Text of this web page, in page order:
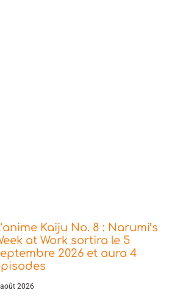
Kaiju No. 8 : Narumi’s
at Work sortira le 5
2026 et aura 4
2026